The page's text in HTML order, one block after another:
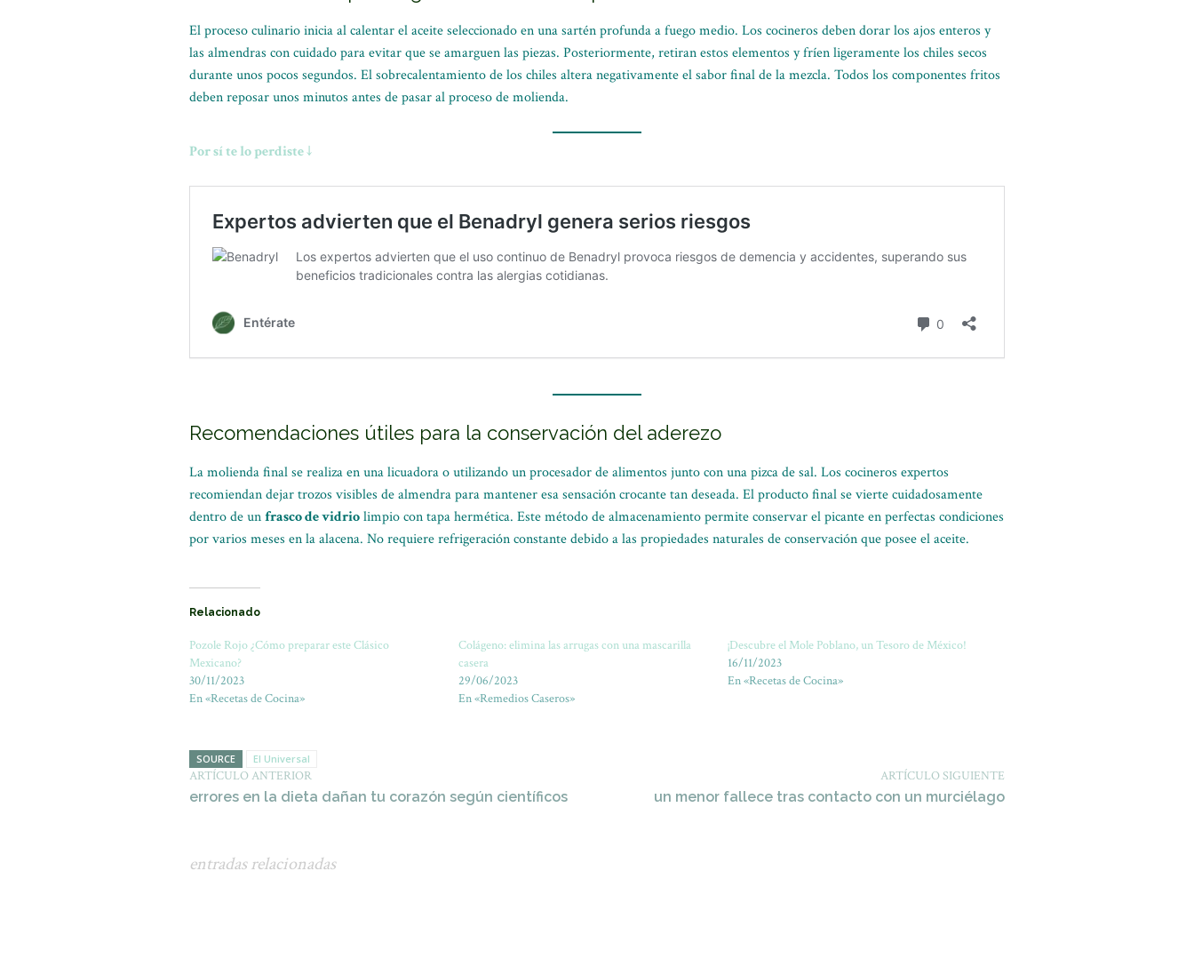
El proceso culinario inicia al calentar el aceite seleccionado en una sartén profunda a fuego medio. Los cocineros deben dorar los ajos enteros y
las almendras con cuidado para evitar que se amarguen las piezas. Posteriormente, retiran estos elementos y fríen ligeramente los chiles secos
durante unos pocos segundos. El sobrecalentamiento de los chiles altera negativamente el sabor final de la mezcla. Todos los componentes fritos
deben reposar unos minutos antes de pasar al proceso de molienda.
Por sí te lo perdiste ↓
Recomendaciones útiles para la conservación del aderezo
La molienda final se realiza en una licuadora o utilizando un procesador de alimentos junto con una pizca de sal. Los cocineros expertos
recomiendan dejar trozos visibles de almendra para mantener esa sensación crocante tan deseada. El producto final se vierte cuidadosamente
dentro de unfrasco de vidriolimpio con tapa hermética. Este método de almacenamiento permite conservar el picante en perfectas condiciones
por varios meses en la alacena. No requiere refrigeración constante debido a las propiedades naturales de conservación que posee el aceite.
Relacionado
Pozole Rojo ¿Cómo preparar este Clásico
Mexicano?
30/11/2023
En «Recetas de Cocina»
Colágeno: elimina las arrugas con una mascarilla
casera
29/06/2023
En «Remedios Caseros»
¡Descubre el Mole Poblano, un Tesoro de México!
16/11/2023
En «Recetas de Cocina»
SOURCE El Universal
ARTÍCULO ANTERIOR
errores en la dieta dañan tu corazón según científicos
ARTÍCULO SIGUIENTE
un menor fallece tras contacto con un murciélago
entradas relacionadas